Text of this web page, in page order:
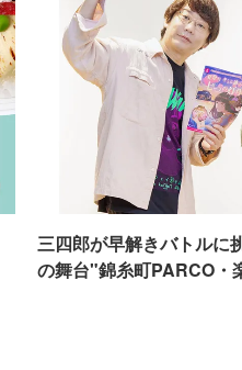
三四郎が早解きバトルに
の舞台"錦糸町PARCO・